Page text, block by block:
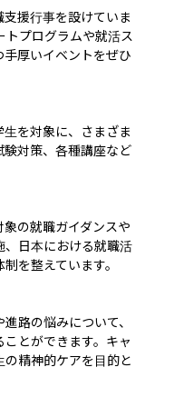
援行事を設けていま
プログラムや就活ス
厚いイベントをぜひ
を対象に、さまざま
対策、各種講座など
の就職ガイダンスや
日本における就職活
を整えています。
路の悩みについて、
とができます。キャ
精神的ケアを目的と